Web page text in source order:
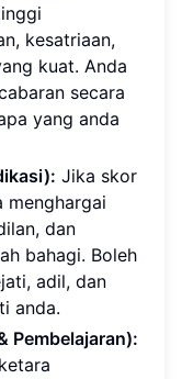
kesatriaan,
kuat. Anda
secara
yang anda
Jika skor
menghargai
dan
bahagi. Boleh
adil, dan
anda.
Pembelajaran):